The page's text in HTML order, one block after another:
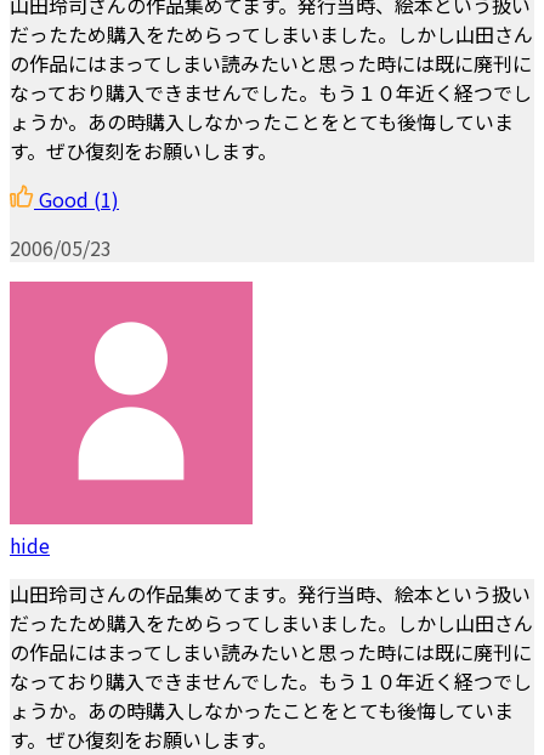
だったため購入をためらってしまいました。しかし山田さん
の作品にはまってしまい読みたいと思った時には既に廃刊に
なっており購入できませんでした。もう１０年近く経つでし
ょうか。あの時購入しなかったことをとても後悔していま
す。ぜひ復刻をお願いします。
Good (1)
2006/05/23
hide
山田玲司さんの作品集めてます。発行当時、絵本という扱い
だったため購入をためらってしまいました。しかし山田さん
の作品にはまってしまい読みたいと思った時には既に廃刊に
なっており購入できませんでした。もう１０年近く経つでし
ょうか。あの時購入しなかったことをとても後悔していま
す。ぜひ復刻をお願いします。